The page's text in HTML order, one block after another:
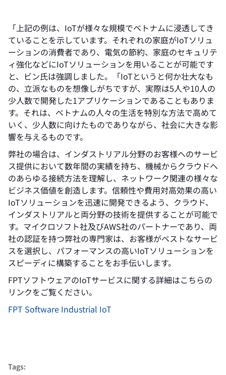
「上記の例は、IoTが様々な規模でベトナムに浸透してき
ていることを示しています。それぞれの家庭がIoTソリュ
ーションの消費者であり、電気の節約、家庭のセキュリテ
ィ強化などにIoTソリューションを用いることが可能です
と、ビン氏は強調しました。「IoTというと何か壮大なも
の、立派なものを想像しがちですが、実際は5人や10人の
少人数で開発した1アプリケーションであることもありま
す。それは、ベトナムの人々の生活を特別な方法で高めて
いく、少人数に向けたものでありながら、社会に大きな影
響を与えるものです。
弊社の場合は、インダストリアル分野のお客様へのサービ
ス提供において数年間の実績を持ち、機械からクラウドへ
のあらゆる接続方法を理解し、ネットワーク関連の様々な
ビジネス価値を創造します。信頼性や費用対高効果の高い
IoTソリューションを迅速に開発できるよう、クラウド、
インダストリアルと両分野の技術を提供することが可能で
す。マイクロソフト社及びAWS社のパートナーであり、両
社の認証を持つ弊社の専門家は、お客様がベストなサービ
スを選択し、パフォーマンスの高いIoTソリューションを
スピーディに構築することをお手伝いします。
FPTソフトウェアのIoTサービスに関する詳細はこちらの
リンクをご覧ください。
FPT Software Industrial IoT
Tags: